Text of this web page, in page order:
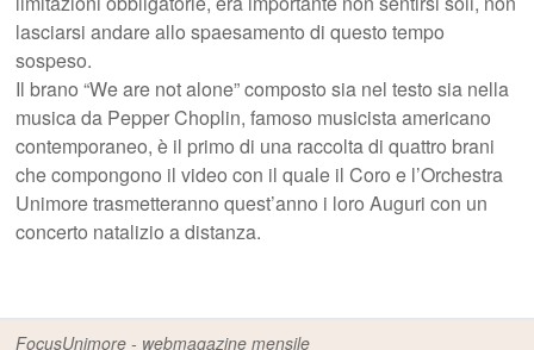
lasciarsi andare allo spaesamento di questo tempo
sospeso.
Il brano “We are not alone” composto sia nel testo sia nella
musica da Pepper Choplin, famoso musicista americano
contemporaneo, è il primo di una raccolta di quattro brani
che compongono il video con il quale il Coro e l’Orchestra
Unimore trasmetteranno quest’anno i loro Auguri con un
concerto natalizio a distanza.
FocusUnimore - webmagazine mensile